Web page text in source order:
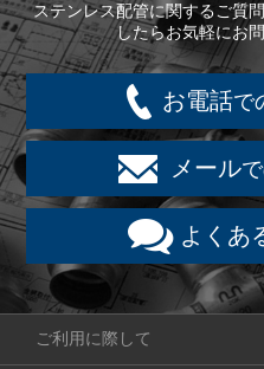
ステンレス配管に関するご質
したらお気軽にお
お電話で
メール
よくあ
ご利用に際して